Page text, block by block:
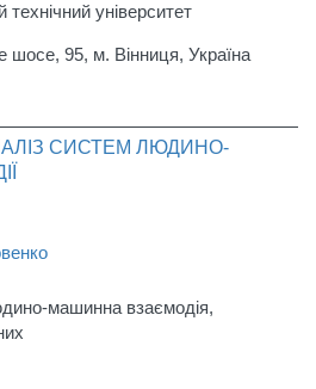
технічний університет
шосе, 95, м. Вінниця, Україна
СИСТЕМ ЛЮДИНО-
машинна взаємодія,